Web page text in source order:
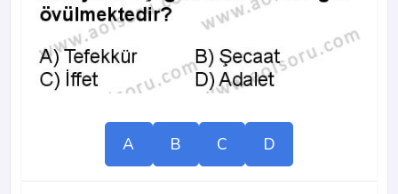
A B C D